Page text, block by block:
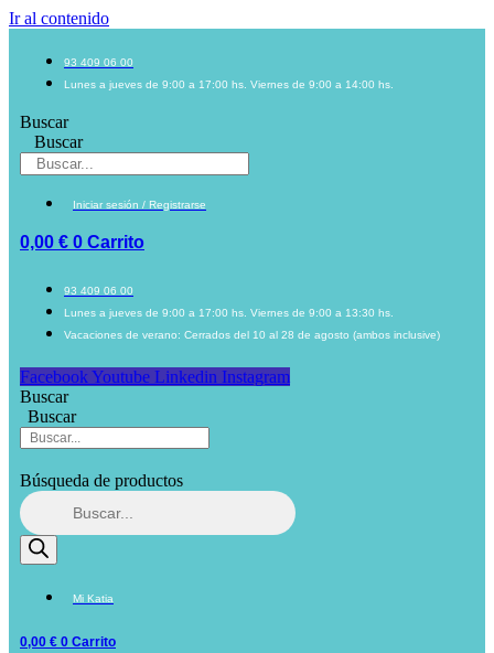
Ir al contenido
93 409 06 00
Lunes a jueves de 9:00 a 17:00 hs. Viernes de 9:00 a 14:00 hs.
Buscar
Buscar
Iniciar sesión / Registrarse
0,00 € 0 Carrito
93 409 06 00
Lunes a jueves de 9:00 a 17:00 hs. Viernes de 9:00 a 13:30 hs.
Vacaciones de verano: Cerrados del 10 al 28 de agosto (ambos inclusive)
Facebook Youtube Linkedin Instagram
Buscar
Buscar
Búsqueda de productos
Mi Katia
0,00 € 0 Carrito